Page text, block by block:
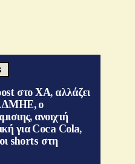
στο ΧΑ, αλλάζει
ο
ανοιχτή
για Coca Cola,
shorts στη